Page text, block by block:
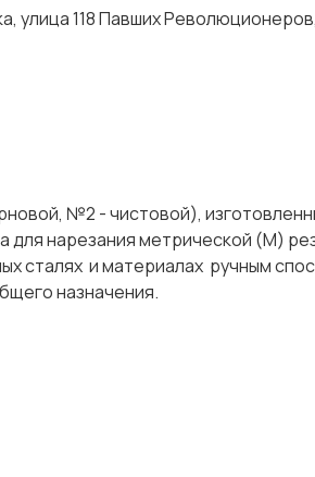
улица 118 Павших
№2 - чистовой),
для нарезания метрической (М)
сталях и материалах ручным
общего назначения.